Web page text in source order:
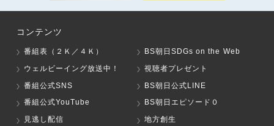
コンテンツ
番組表（２Ｋ／４Ｋ）
BS朝日SDGs on the Web
ウェルビーイング放送中！
視聴者プレゼント
番組公式SNS
BS朝日公式LINE
番組公式YouTube
BS朝日エピソード０
見逃し配信
地方創生